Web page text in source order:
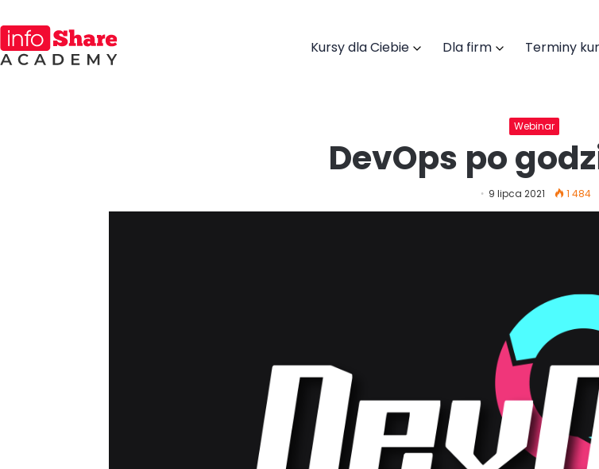
Kursy dla Ciebie Dla firm
Pobierz katalog szkoleń
Terminy
Webinar
DevOps po
9 lipca 2021 1 484